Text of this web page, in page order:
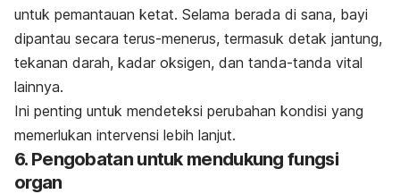
untuk pemantauan ketat. Selama berada di sana, bayi
dipantau secara terus-menerus, termasuk detak jantung,
tekanan darah, kadar oksigen, dan tanda-tanda vital
lainnya.
Ini penting untuk mendeteksi perubahan kondisi yang
memerlukan intervensi lebih lanjut.
6. Pengobatan untuk mendukung fungsi
organ